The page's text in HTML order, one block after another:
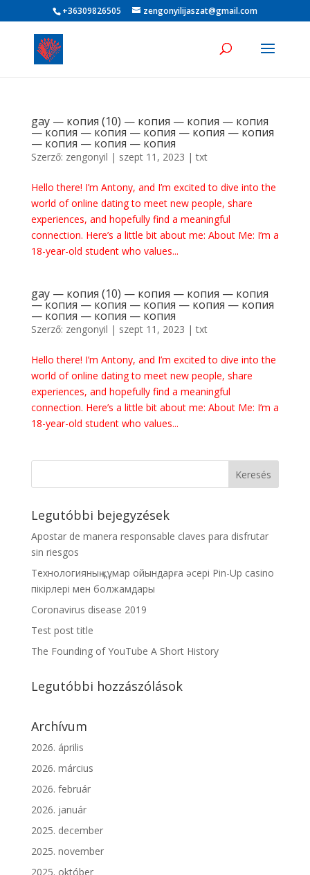
+36309826505 zengonyilijaszat@gmail.com
gay — копия (10) — копия — копия — копия
— копия — копия — копия — копия — копия
— копия — копия — копия
Szerző: zengonyil | szept 11, 2023 |txt
Hello there! I’m Antony, and I’m excited to dive into the
world of online dating to meet new people, share
experiences, and hopefully find a meaningful
connection. Here’s a little bit about me: About Me: I’m a
18-year-old student who values...
gay — копия (10) — копия — копия — копия
— копия — копия — копия — копия — копия
— копия — копия — копия
Szerző: zengonyil | szept 11, 2023 |txt
Hello there! I’m Antony, and I’m excited to dive into the
world of online dating to meet new people, share
experiences, and hopefully find a meaningful
connection. Here’s a little bit about me: About Me: I’m a
18-year-old student who values...
Legutóbbi bejegyzések
Apostar de manera responsable claves para disfrutar
sin riesgos
Технологияның құмар ойындарға әсері Pin-Up casino
пікірлері мен болжамдары
Coronavirus disease 2019
Test post title
The Founding of YouTube A Short History
Legutóbbi hozzászólások
Archívum
2026. április
2026. március
2026. február
2026. január
2025. december
2025. november
2025. október